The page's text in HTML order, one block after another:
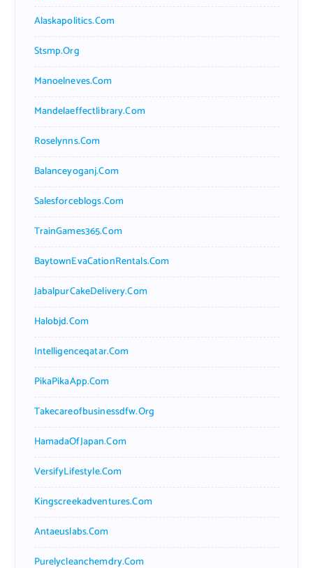
Alaskapolitics.com
Stsmp.org
Manoelneves.com
Mandelaeffectlibrary.com
Roselynns.com
Balanceyoganj.com
Salesforceblogs.com
TrainGames365.com
BaytownEvaCationRentals.com
JabalpurCakeDelivery.com
Halobjd.com
Intelligenceqatar.com
PikaPikaApp.com
Takecareofbusinessdfw.org
HamadaOfJapan.com
VersifyLifestyle.com
Kingscreekadventures.com
Antaeuslabs.com
Purelycleanchemdry.com